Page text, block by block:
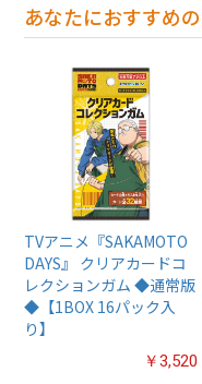
あなたにおすすめ
TVアニメ『SAKAMOTO
DAYS』 クリアカードコ
レクションガム ◆通常版
◆【1BOX 16パック入
り】
￥3,520